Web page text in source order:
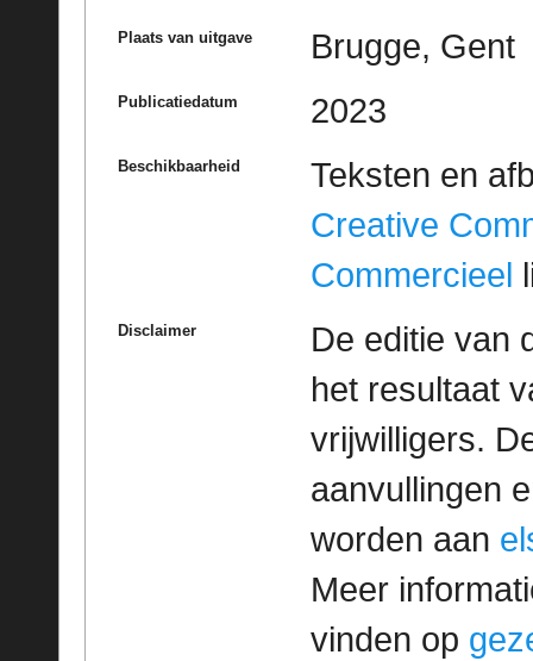
Plaats van uitgave Brugge, Gent
Publicatiedatum 2023
Beschikbaarheid
Teksten en
Creative
Commercieel
Disclaimer
De editie van
het resultaat
vrijwilligers.
aanvullingen
worden aan
Meer
vinden op